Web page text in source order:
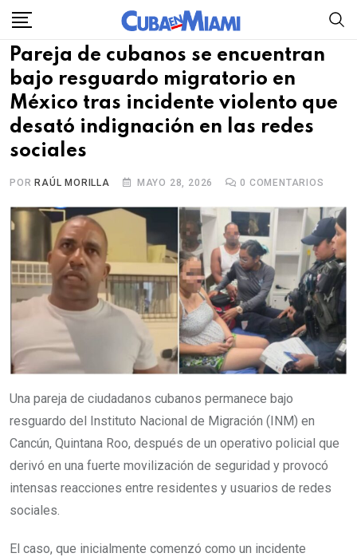
Skip
content
Pareja de cubanos se encuentran
bajo resguardo migratorio en
México tras incidente violento que
desató indignación en las redes
sociales
POR RAÚL MORILLA MAYO 28, 2026 0 COMENTARIOS
Una pareja de ciudadanos cubanos permanece bajo
resguardo del Instituto Nacional de Migración (INM) en
Cancún, Quintana Roo, después de un operativo policial que
derivó en una fuerte movilización de seguridad y provocó
intensas reacciones entre residentes y usuarios de redes
sociales.
El caso, que inicialmente comenzó como un incidente